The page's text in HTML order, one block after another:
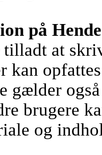
på
at
kan
gælder
brugere
og